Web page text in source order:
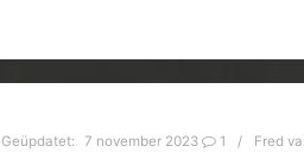
Geüpdatet: 7 november 2023 1 Fred